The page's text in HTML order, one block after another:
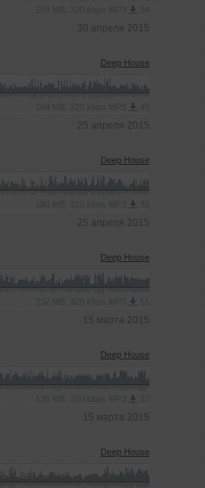
30 апреля 2015
Deep House
25 апреля 2015
Deep House
25 апреля 2015
Deep House
15 марта 2015
Deep House
15 марта 2015
Deep House